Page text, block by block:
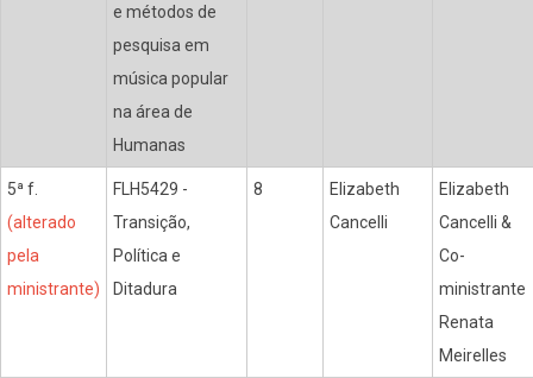
e métodos de
pesquisa em
música popular
na área de
Humanas
5ª f.
(alterado
pela
ministrante)
FLH5429 -
Transição,
Política e
Ditadura
8
Elizabeth
Cancelli
Elizabeth
Cancelli &
Co-
ministrante
Renata
Meirelles